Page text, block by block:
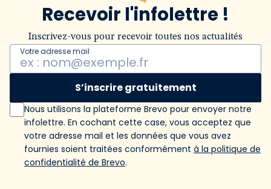
Recevoir l'infolettre !
Inscrivez-vous pour recevoir toutes nos actualités
Votre adresse mail
S’inscrire gratuitement
Nous utilisons la plateforme Brevo pour envoyer notre
infolettre. En cochant cette case, vous acceptez que
votre adresse mail et les données que vous avez
fournies soient traitées conformément à la politique de
confidentialité de Brevo.